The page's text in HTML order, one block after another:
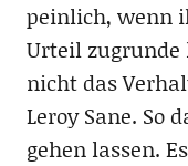
peinlich, wenn
Urteil
nicht das
Leroy Sane. So
gehen lassen.